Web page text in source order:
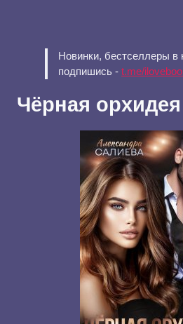
Новинки, бестселлеры в
подпишись - t.me/
Чёрная орхидея